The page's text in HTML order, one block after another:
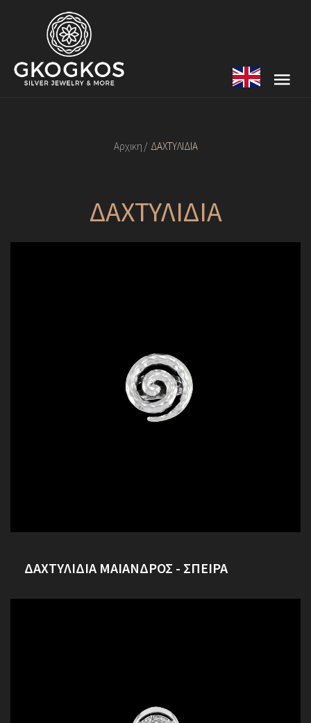
Αρχικη ΔΑΧΤΥΛΙΔΙΑ
ΔΑΧΤΥΛΙΔΙΑ
ΔΑΧΤΥΛΙΔΙΑ ΜΑΙΑΝΔΡΟΣ - ΣΠΕΙΡΑ